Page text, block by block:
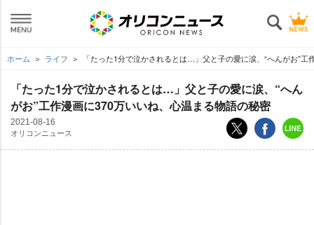
ホーム ライフ 「たった1分で泣かされるとは…」父と子の愛に涙、“へんがお”
「たった1分で泣かされるとは…」父と子の愛に涙、“へん
がお”工作漫画に370万いいね、心温まる物語の秘密
2021-08-16
オリコンニュース